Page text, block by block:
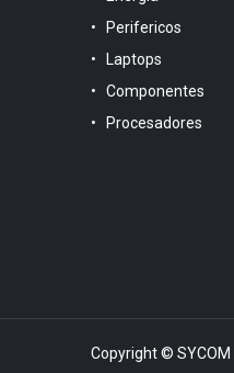
Perifericos
Laptops
Componentes
Procesadores
Copyright © SYCOM